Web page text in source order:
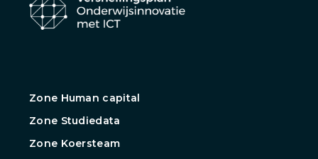
Zone Human capital
Zone Studiedata
Zone Koersteam